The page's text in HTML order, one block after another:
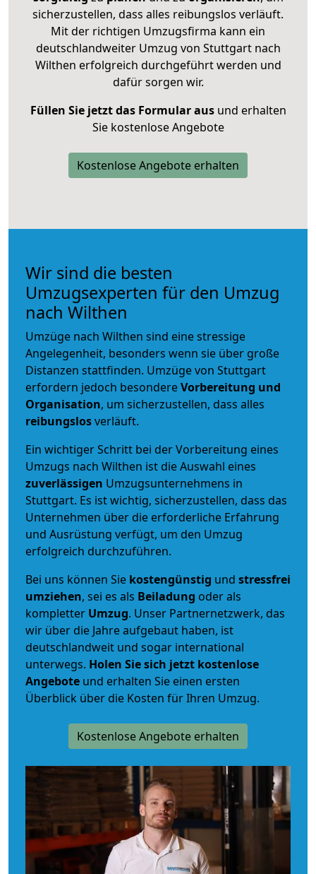
sicherzustellen, dass alles reibungslos verläuft.
Mit der richtigen Umzugsfirma kann ein
deutschlandweiter Umzug von Stuttgart nach
Wilthen erfolgreich durchgeführt werden und
dafür sorgen wir.
Füllen Sie jetzt das Formular ausund erhalten
Sie kostenlose Angebote
Kostenlose Angebote erhalten
Wir sind die besten
Umzugsexperten für den Umzug
nach Wilthen
Umzüge nach Wilthen sind eine stressige
Angelegenheit, besonders wenn sie über große
Distanzen stattfinden. Umzüge von Stuttgart
erfordern jedoch besondereVorbereitung und
Organisation, um sicherzustellen, dass alles
reibungslosverläuft.
Ein wichtiger Schritt bei der Vorbereitung eines
Umzugs nach Wilthen ist die Auswahl eines
zuverlässigen Umzugsunternehmens in
Stuttgart. Es ist wichtig, sicherzustellen, dass das
Unternehmen über die erforderliche Erfahrung
und Ausrüstung verfügt, um den Umzug
erfolgreich durchzuführen.
Bei uns können Sie kostengünstig und stressfrei
umziehen, sei es als Beiladung oder als
kompletter Umzug. Unser Partnernetzwerk, das
wir über die Jahre aufgebaut haben, ist
deutschlandweit und sogar international
unterwegs. Holen Sie sich jetzt kostenlose
Angebote und erhalten Sie einen ersten
Überblick über die Kosten für Ihren Umzug.
Kostenlose Angebote erhalten